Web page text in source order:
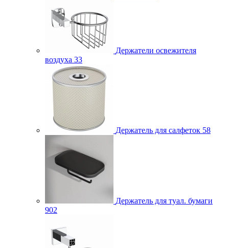
Держатели освежителя
воздуха 33
Держатель для салфеток 58
Держатель для туал. бумаги
902